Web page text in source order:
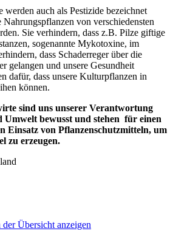
werden auch als Pestizide bezeichnet
Nahrungspflanzen von verschiedensten
Sie verhindern, dass z.B. Pilze giftige
sogenannte Mykotoxine, im
dass Schaderreger über die
gelangen und unsere Gesundheit
dafür, dass unsere Kulturpflanzen in
können.
sind uns unserer Verantwortung
Umwelt bewusst und stehen für einen
Einsatz von Pflanzenschutzmitteln, um
zu erzeugen.
Übersicht anzeigen